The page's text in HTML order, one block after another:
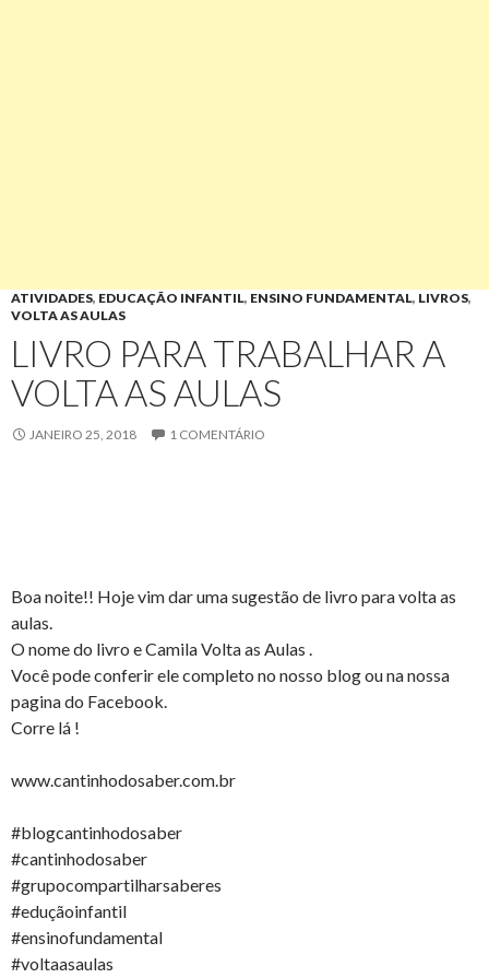
ATIVIDADES, EDUCAÇÃO INFANTIL, ENSINO FUNDAMENTAL, LIVROS,
VOLTA AS AULAS
LIVRO PARA TRABALHAR A
VOLTA AS AULAS
JANEIRO 25, 2018 1 COMENTÁRIO
Boa noite!! Hoje vim dar uma sugestão de livro para volta as
aulas.
O nome do livro e Camila Volta as Aulas .
Você pode conferir ele completo no nosso blog ou na nossa
pagina do Facebook.
Corre lá !
www.cantinhodosaber.com.br
#blogcantinhodosaber
#cantinhodosaber
#grupocompartilharsaberes
#eduçãoinfantil
#ensinofundamental
#voltaasaulas